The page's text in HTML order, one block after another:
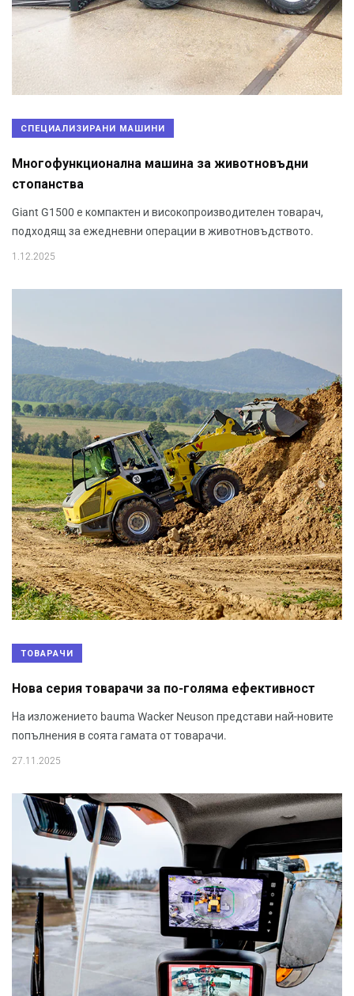
СПЕЦИАЛИЗИРАНИ МАШИНИ
Многофункционална машина за животновъдни
стопанства
Giant G1500 е компактен и високопроизводителен товарач,
подходящ за ежедневни операции в животновъдството.
1.12.2025
ТОВАРАЧИ
Нова серия товарачи за по-голяма ефективност
На изложението bauma Wacker Neuson представи най-новите
попълнения в соята гамата от товарачи.
27.11.2025